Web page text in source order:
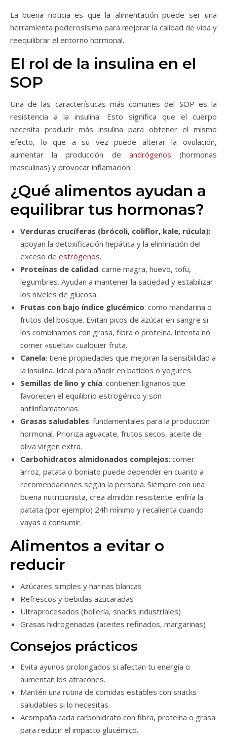
La buena noticia es que la alimentación puede ser una
herramienta poderosísima para mejorar la calidad de vida y
reequilibrar el entorno hormonal.
El rol de la insulina en el
SOP
Una de las características más comunes del SOP es la
resistencia a la insulina. Esto significa que el cuerpo
necesita producir más insulina para obtener el mismo
efecto, lo que a su vez puede alterar la ovulación,
aumentar la producción de andrógenos(hormonas
masculinas) y provocar inflamación.
¿Qué alimentos ayudan a
equilibrar tus hormonas?
Verduras crucíferas (brócoli, coliflor, kale, rúcula):
apoyan la detoxificación hepática y la eliminación del
exceso de estrógenos.
Proteínas de calidad: carne magra, huevo, tofu,
legumbres. Ayudan a mantener la saciedad y estabilizar
los niveles de glucosa.
Frutas con bajo índice glucémico: como mandarina o
frutos del bosque. Evitan picos de azúcar en sangre si
los combinamos con grasa, fibra o proteína. Intenta no
comer «suelta» cualquier fruta.
Canela: tiene propiedades que mejoran la sensibilidad a
la insulina. Ideal para añadir en batidos o yogures.
Semillas de lino y chía: contienen lignanos que
favorecen el equilibrio estrogénico y son
antiinflamatorias.
Grasas saludables: fundamentales para la producción
hormonal. Prioriza aguacate, frutos secos, aceite de
oliva virgen extra.
Carbohidratos almidonados complejos: comer
arroz, patata o boniato puede depender en cuanto a
recomendaciones según la persona. Siempre con una
buena nutricionista, crea almidón resistente: enfría la
patata (por ejemplo) 24h mínimo y recalienta cuando
vayas a consumir.
Alimentos a evitar o
reducir
Azúcares simples y harinas blancas
Refrescos y bebidas azucaradas
Ultraprocesados (bollería, snacks industriales)
Grasas hidrogenadas (aceites refinados, margarinas)
Consejos prácticos
Evita ayunos prolongados si afectan tu energía o
aumentan los atracones.
Mantén una rutina de comidas estables con snacks
saludables si lo necesitas.
Acompaña cada carbohidrato con fibra, proteína o grasa
para reducir el impacto glucémico.